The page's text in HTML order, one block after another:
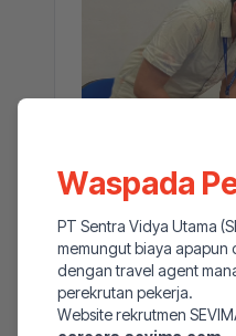
Waspada
PT Sentra Vidya Utama
memungut biaya apapun
dengan travel agent
perekrutan pekerja.
Website rekrutmen
Human
Fulltime
Lihat